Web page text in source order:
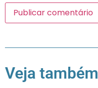
Veja também